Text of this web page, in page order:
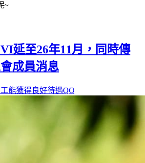
~
延至26年11月，同時傳
成員消息
能獲得良好待遇QQ